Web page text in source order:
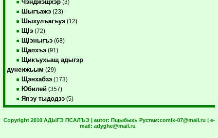
Чэнджэщхэр (3)
Шыгъажэ (23)
Шыхулъагъуэ (12)
ЩIэ (72)
ЩIэныгъэ (68)
Щапхъэ (91)
Щикъухьащ адыгэр
дунеижьым (29)
Щэнхабзэ (173)
Юбилей (357)
Япэу тыдодзэ (5)
Copyright 2010 АДЫГЭ ПСАЛЪЭ | autor: Пщыбыхь Рустам:comik-07@mail.ru | e-
mail: adyghe@mail.ru